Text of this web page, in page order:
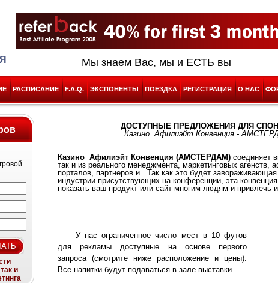
РАСПИСАНИЕ F.A.Q. ЭКСПОНЕНТЫ ПОЕЗДКА РЕГИСТРАЦИЯ О НАС
Мы знаем Вас, мы и ЕСТЬ вы
ДОСТУПНЫЕ ПРЕДЛОЖЕНИЯ ДЛЯ
Казино Афилиэйт Конвенция -
Казино Афилиэйт Конвенция (АМСТЕРДАМ) соединяет
так и из реального менеджмента, маркетинговых агенств,
порталов, партнеров и . Так как это будет
индустрии присутствующих на конференции, эта
показать ваш продукт или сайт многим людям и привлечь
У нас ограниченное число мест в 10 футов
для рекламы доступные на основе первого
запроса (смотрите ниже расположение и цены).
Все напитки будут подаваться в зале выставки.
и